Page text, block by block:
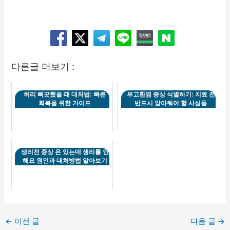
다른글 더보기 :
허리 삐끗했을 때 대처법: 빠른
회복을 위한 가이드
부고환염 증상 식별하기: 치료 전
반드시 알아둬야 할 사실들
생리전 증상 은 있는데 생리를 안
해요 원인과 대처방법 알아보기
포
← 이전 글 다음 글 →